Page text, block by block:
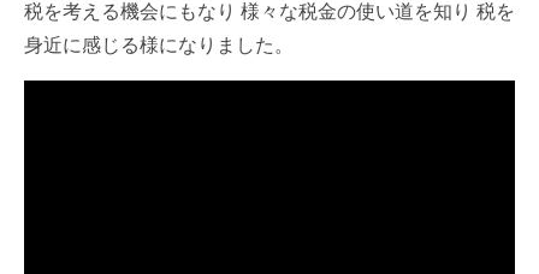
税を考える機会にもなり 様々な税金の使い道を知り 税を
身近に感じる様になりました。